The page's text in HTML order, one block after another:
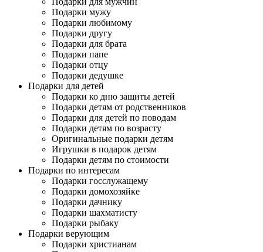
Подарки мужу
Подарки любимому
Подарки другу
Подарки для брата
Подарки папе
Подарки отцу
Подарки дедушке
Подарки для детей
Подарки ко дню защиты детей
Подарки детям от родственников
Подарки для детей по поводам
Подарки детям по возрасту
Оригинальные подарки детям
Игрушки в подарок детям
Подарки детям по стоимости
Подарки по интересам
Подарки госслужащему
Подарки домохозяйке
Подарки дачнику
Подарки шахматисту
Подарки рыбаку
Подарки верующим
Подарки христианам